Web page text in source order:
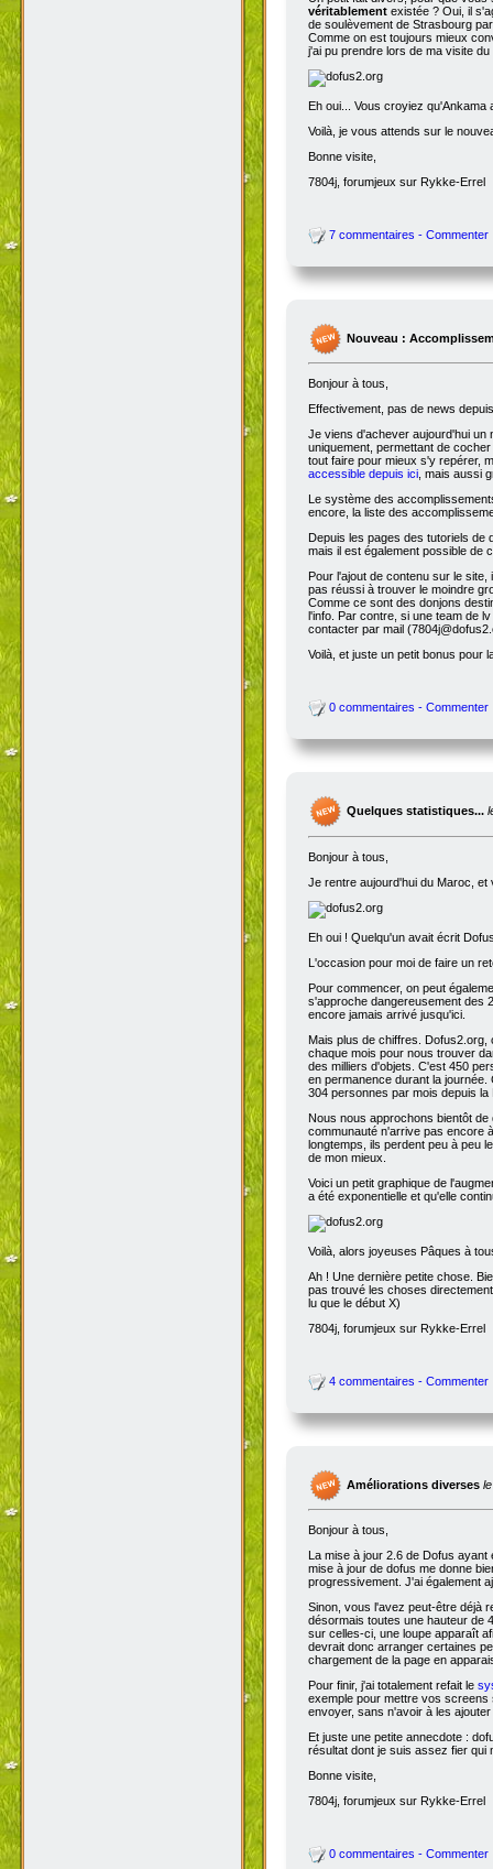
véritablement existée ? Oui, il
de soulèvement de Strasbourg
Comme on est toujours mieux
j'ai pu prendre lors de ma visite
Eh oui... Vous croyiez
Voilà, je vous attends sur le
Bonne visite,
7804j, forumjeux sur Rykke-Errel
7 commentaires - Commenter
Nouveau :
Bonjour à tous,
Effectivement, pas de news
Je viens d'achever aujourd'hui
uniquement, permettant de
tout faire pour mieux s'y repérer,
accessible depuis ici, mais aussi
Le système des
encore, la liste des
Depuis les pages des tutoriels de
mais il est également possible de
Pour l'ajout de contenu sur le
pas réussi à trouver le moindre
Comme ce sont des donjons
l'info. Par contre, si une team de
contacter par mail
Voilà, et juste un petit bonus pour
0 commentaires - Commenter
Quelques statistiques...
Bonjour à tous,
Je rentre aujourd'hui du Maroc, et
Eh oui ! Quelqu'un avait écrit
L'occasion pour moi de faire un
Pour commencer, on peut
s'approche dangereusement des
encore jamais arrivé jusqu'ici.
Mais plus de chiffres.
chaque mois pour nous trouver
des milliers d'objets. C'est 450
en permanence durant la
304 personnes par mois depuis
Nous nous approchons bientôt
communauté n'arrive pas encore
longtemps, ils perdent peu à peu
de mon mieux.
Voici un petit graphique de
a été exponentielle et qu'elle
Voilà, alors joyeuses Pâques à
Ah ! Une dernière petite chose.
pas trouvé les choses
lu que le début X)
7804j, forumjeux sur Rykke-Errel
4 commentaires - Commenter
Améliorations diverses
Bonjour à tous,
La mise à jour 2.6 de Dofus
mise à jour de dofus me donne
progressivement. J'ai également
Sinon, vous l'avez peut-être déjà
désormais toutes une hauteur de
sur celles-ci, une loupe apparaît
devrait donc arranger certaines
chargement de la page en
Pour finir, j'ai totalement refait le
exemple pour mettre vos
envoyer, sans n'avoir à les
Et juste une petite annecdote :
résultat dont je suis assez fier qui
Bonne visite,
7804j, forumjeux sur Rykke-Errel
0 commentaires - Commenter